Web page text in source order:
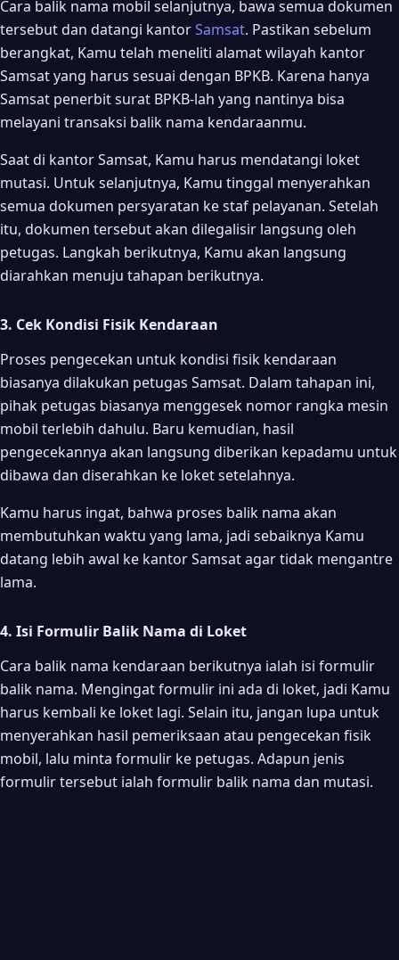
Cara balik nama mobil selanjutnya, bawa semua dokumen
tersebut dan datangi kantorSamsat. Pastikan sebelum
berangkat, Kamu telah meneliti alamat wilayah kantor
Samsat yang harus sesuai dengan BPKB. Karena hanya
Samsat penerbit surat BPKB-lah yang nantinya bisa
melayani transaksi balik nama kendaraanmu.
Saat di kantor Samsat, Kamu harus mendatangi loket
mutasi. Untuk selanjutnya, Kamu tinggal menyerahkan
semua dokumen persyaratan ke staf pelayanan. Setelah
itu, dokumen tersebut akan dilegalisir langsung oleh
petugas. Langkah berikutnya, Kamu akan langsung
diarahkan menuju tahapan berikutnya.
3. Cek Kondisi Fisik Kendaraan
Proses pengecekan untuk kondisi fisik kendaraan
biasanya dilakukan petugas Samsat. Dalam tahapan ini,
pihak petugas biasanya menggesek nomor rangka mesin
mobil terlebih dahulu. Baru kemudian, hasil
pengecekannya akan langsung diberikan kepadamu untuk
dibawa dan diserahkan ke loket setelahnya.
Kamu harus ingat, bahwa proses balik nama akan
membutuhkan waktu yang lama, jadi sebaiknya Kamu
datang lebih awal ke kantor Samsat agar tidak mengantre
lama.
4. Isi Formulir Balik Nama di Loket
Cara balik nama kendaraan berikutnya ialah isi formulir
balik nama. Mengingat formulir ini ada di loket, jadi Kamu
harus kembali ke loket lagi. Selain itu, jangan lupa untuk
menyerahkan hasil pemeriksaan atau pengecekan fisik
mobil, lalu minta formulir ke petugas. Adapun jenis
formulir tersebut ialah formulir balik nama dan mutasi.